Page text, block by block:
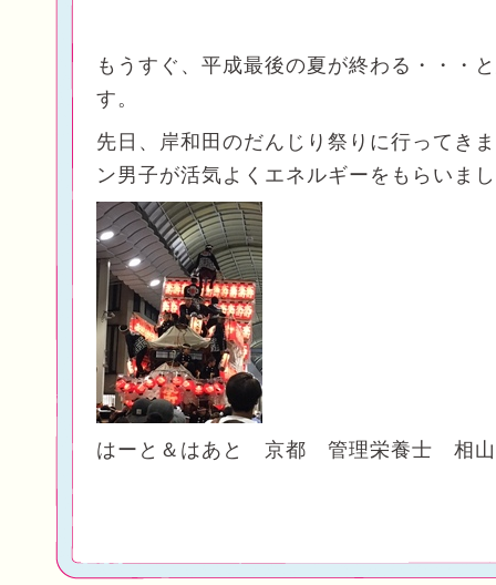
もうすぐ、平成最後の夏が終わる・・・
す。
先日、岸和田のだんじり祭りに行ってき
ン男子が活気よくエネルギーをもらいま
はーと＆はあと 京都 管理栄養士 相